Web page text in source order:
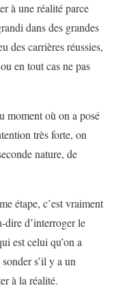
à une réalité parce
dans des grandes
des carrières réussies,
en tout cas ne pas
moment où on a posé
très forte, on
nature, de
étape, c’est vraiment
dire d’interroger le
est celui qu’on a
s’il y a un
à la réalité.